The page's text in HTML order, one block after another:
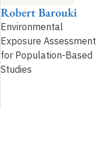
Environmental
Exposure Assessment
for Population-Based
Studies
Robert Barouki